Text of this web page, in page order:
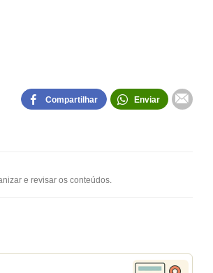
Compartilhar Enviar
e revisar os conteúdos.